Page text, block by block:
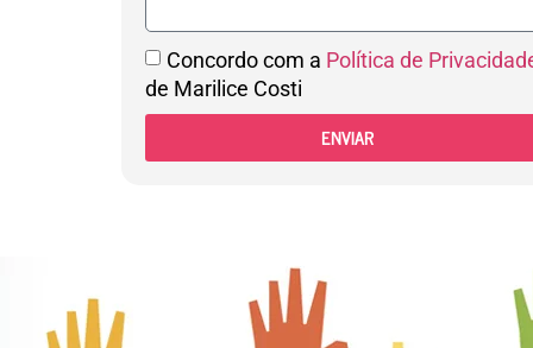
Concordo com a Política de
de Marilice Costi
ENVIAR